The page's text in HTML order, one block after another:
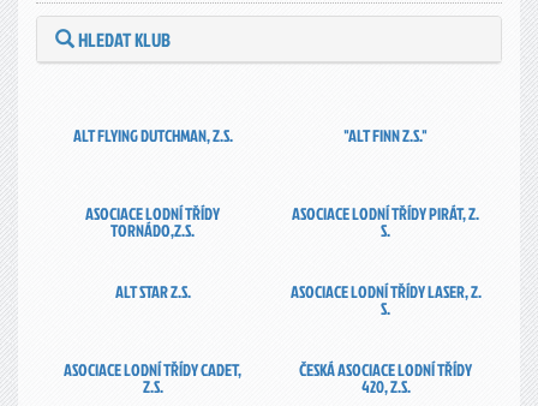
HLEDAT KLUB
ALT FLYING DUTCHMAN, Z.S. "ALT FINN Z.S."
ASOCIACE LODNÍ TŘÍDY
TORNÁDO,Z.S.
ASOCIACE LODNÍ TŘÍDY PIRÁT, Z.
S.
ALT STAR Z.S. ASOCIACE LODNÍ TŘÍDY LASER, Z.
S.
ASOCIACE LODNÍ TŘÍDY CADET,
Z.S.
ČESKÁ ASOCIACE LODNÍ TŘÍDY
420, Z.S.